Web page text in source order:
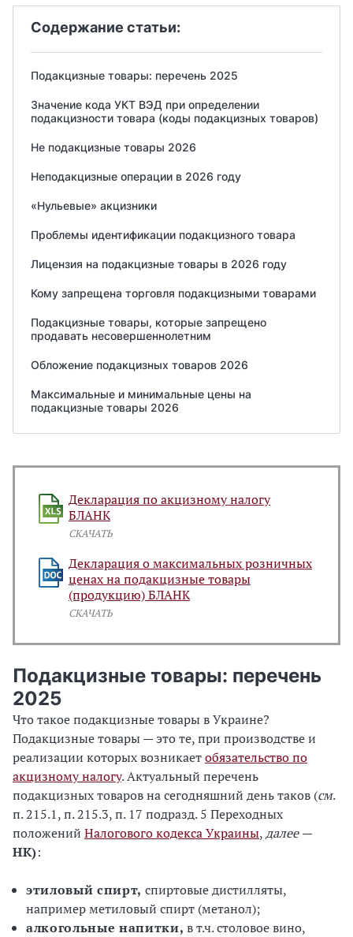
Содержание статьи:
Подакцизные товары: перечень 2025
Значение кода УКТ ВЭД при определении
подакцизности товара (коды подакцизных товаров)
Не подакцизные товары 2026
Неподакцизные операции в 2026 году
«Нульевые» акцизники
Проблемы идентификации подакцизного товара
Лицензия на подакцизные товары в 2026 году
Кому запрещена торговля подакцизными товарами
Подакцизные товары, которые запрещено
продавать несовершеннолетним
Обложение подакцизных товаров 2026
Максимальные и минимальные цены на
подакцизные товары 2026
Декларация по акцизному налогу
БЛАНК
СКАЧАТЬ
Декларация о максимальных розничных
ценах на подакцизные товары
(продукцию) БЛАНК
СКАЧАТЬ
Подакцизные товары: перечень
2025
Что такое подакцизные товары в Украине?
Подакцизные товары — это те, при производстве и
реализации которых возникаетобязательство по
акцизному налогу. Актуальный перечень
подакцизных товаров на сегодняшний день таков (см.
п. 215.1, п. 215.3, п. 17 подразд. 5 Переходных
положений Налогового кодекса Украины,далее—
НК):
этиловый спирт, спиртовые дистилляты,
например метиловый спирт (метанол);
алкогольные напитки, в т.ч. столовое вино,